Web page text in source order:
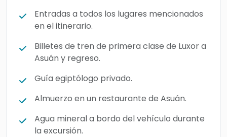
Entradas a todos los lugares mencionados
en el itinerario.
Billetes de tren de primera clase de Luxor a
Asuán y regreso.
Guía egiptólogo privado.
Almuerzo en un restaurante de Asuán.
Agua mineral a bordo del vehículo durante
la excursión.